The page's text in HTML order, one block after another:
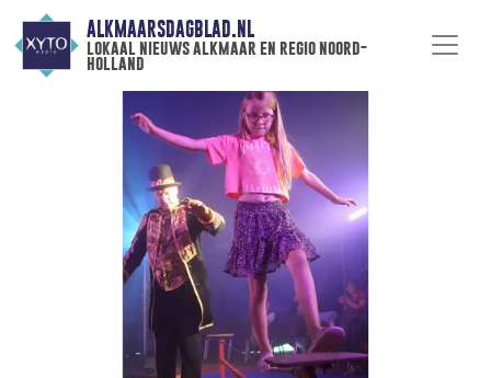
ALKMAARSDAGBLAD.NL
lokaal nieuws alkmaar en regio noord-
holland